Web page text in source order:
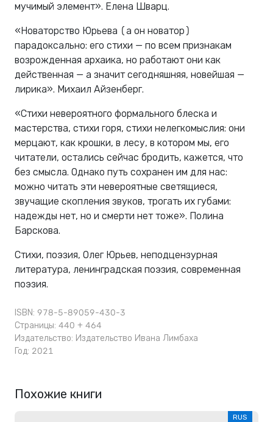
мучимый элемент». Елена Шварц.
«Новаторство Юрьева (а он новатор)
парадоксально: его стихи — по всем признакам
возрожденная архаика, но работают они как
действенная — а значит сегодняшняя, новейшая —
лирика». Михаил Айзенберг.
«Стихи невероятного формального блеска и
мастерства, стихи горя, стихи нелегкомыслия: они
мерцают, как крошки, в лесу, в котором мы, его
читатели, остались сейчас бродить, кажется, что
без смысла. Однако путь сохранен им для нас:
можно читать эти невероятные светящиеся,
звучащие скопления звуков, трогать их губами:
надежды нет, но и смерти нет тоже». Полина
Барскова.
Стихи, поэзия, Олег Юрьев, неподцензурная
литература, ленинградская поэзия, современная
поэзия.
ISBN: 978-5-89059-430-3
Страницы: 440 + 464
Издательство: Издательство Ивана Лимбаха
Год: 2021
Похожие книги
RUS